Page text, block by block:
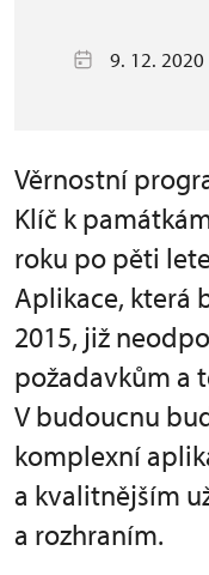
9. 12. 2020
Věrnostní
Klíč k
roku po pěti
Aplikace, která
2015, již
požadavkům a
V budoucnu
komplexní
a kvalitnějším
a rozhraním.